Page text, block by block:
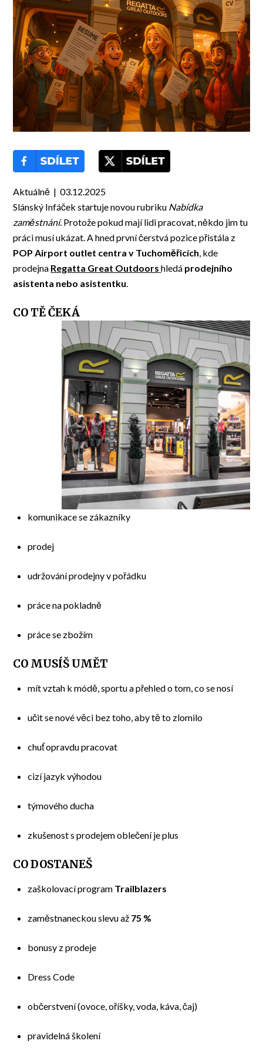
Aktuálně | 03.12.2025
Slánský Infáček startuje novou rubriku Nabídka
zaměstnání. Protože pokud mají lidi pracovat, někdo jim tu
práci musí ukázat. A hned první čerstvá pozice přistála z
POP Airport outlet centra v Tuchoměřicích, kde
prodejna Regatta Great Outdoors hledá prodejního
asistenta nebo asistentku.
CO TĚ ČEKÁ
komunikace se zákazníky
prodej
udržování prodejny v pořádku
práce na pokladně
práce se zbožím
CO MUSÍŠ UMĚT
mít vztah k módě, sportu a přehled o tom, co se nosí
učit se nové věci bez toho, aby tě to zlomilo
chuť opravdu pracovat
cizí jazyk výhodou
týmového ducha
zkušenost s prodejem oblečení je plus
CO DOSTANEŠ
zaškolovací program Trailblazers
zaměstnaneckou slevu až 75 %
bonusy z prodeje
Dress Code
občerstvení (ovoce, oříšky, voda, káva, čaj)
pravidelná školení